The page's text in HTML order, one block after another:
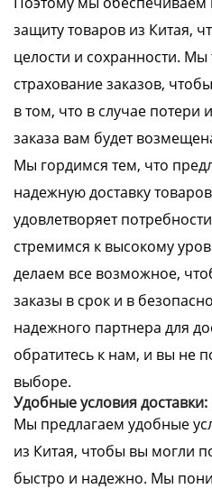
защиту товаров из Китая,
целости и сохранности. Мы
страхование заказов,
в том, что в случае
заказа вам будет
Мы гордимся тем, что
надежную доставку
удовлетворяет
стремимся к высокому
делаем все возможное,
заказы в срок и в
надежного партнера для
обратитесь к нам, и вы не
выборе.
Удобные условия
Мы предлагаем удобные
из Китая, чтобы вы могли
быстро и надежно. Мы